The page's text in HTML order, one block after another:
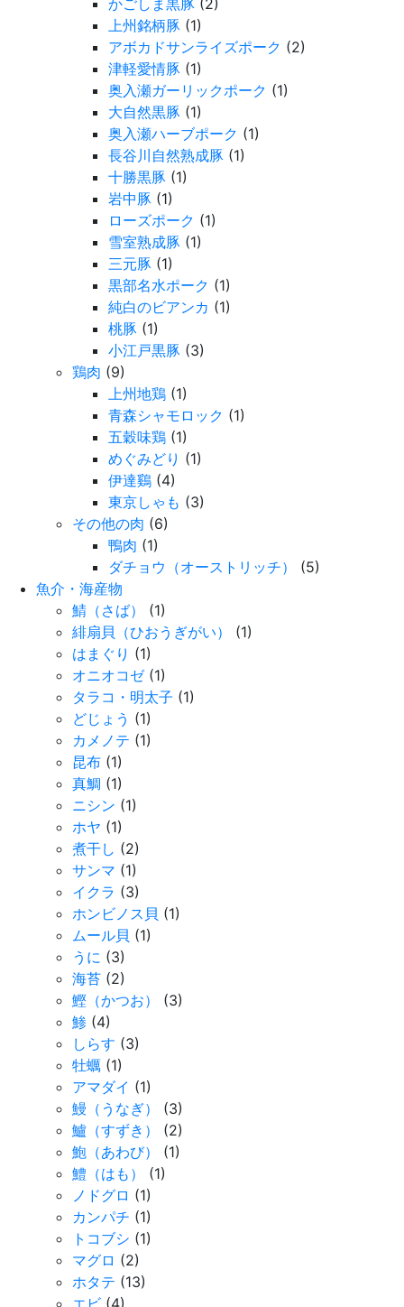
かごしま黒豚 (2)
上州銘柄豚 (1)
アボカドサンライズポーク (2)
津軽愛情豚 (1)
奥入瀬ガーリックポーク (1)
大自然黒豚 (1)
奥入瀬ハーブポーク (1)
長谷川自然熟成豚 (1)
十勝黒豚 (1)
岩中豚 (1)
ローズポーク (1)
雪室熟成豚 (1)
三元豚 (1)
黒部名水ポーク (1)
純白のビアンカ (1)
桃豚 (1)
小江戸黒豚 (3)
鶏肉 (9)
上州地鶏 (1)
青森シャモロック (1)
五穀味鶏 (1)
めぐみどり (1)
伊達鷄 (4)
東京しゃも (3)
その他の肉 (6)
鴨肉 (1)
ダチョウ（オーストリッチ）
(5)
魚介・海産物
鯖（さば）
(1)
緋扇貝（ひおうぎがい）
(1)
はまぐり (1)
オニオコゼ(1)
タラコ・明太子 (1)
どじょう (1)
カメノテ (1)
昆布 (1)
真鯛 (1)
ニシン (1)
ホヤ (1)
煮干し (2)
サンマ (1)
イクラ (3)
ホンビノス貝 (1)
ムール貝 (1)
うに (3)
海苔 (2)
鰹（かつお）
(3)
鯵 (4)
しらす (3)
牡蠣 (1)
アマダイ (1)
鰻（うなぎ）
(3)
鱸（すずき）
(2)
鮑（あわび）
(1)
鱧（はも）
(1)
ノドグロ (1)
カンパチ (1)
トコブシ (1)
マグロ (2)
ホタテ (13)